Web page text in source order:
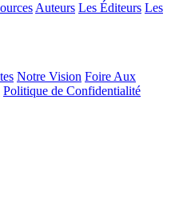
Auteurs Les Éditeurs Les
Notre Vision Foire Aux
Politique de Confidentialité